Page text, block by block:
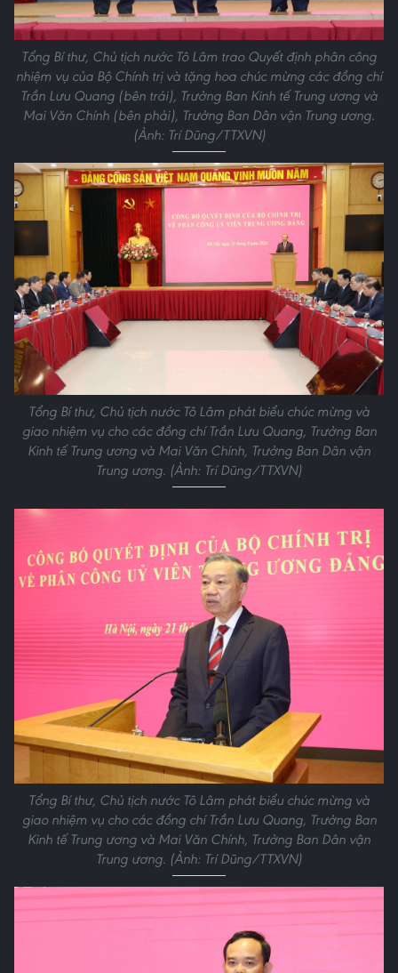
Tổng Bí thư, Chủ tịch nước Tô Lâm trao Quyết định phân công
nhiệm vụ của Bộ Chính trị và tặng hoa chúc mừng các đồng chí
Trần Lưu Quang (bên trái), Trưởng Ban Kinh tế Trung ương và
Mai Văn Chính (bên phải), Trưởng Ban Dân vận Trung ương.
(Ảnh: Trí Dũng/TTXVN)
Tổng Bí thư, Chủ tịch nước Tô Lâm phát biểu chúc mừng và
giao nhiệm vụ cho các đồng chí Trần Lưu Quang, Trưởng Ban
Kinh tế Trung ương và Mai Văn Chính, Trưởng Ban Dân vận
Trung ương. (Ảnh: Trí Dũng/TTXVN)
Tổng Bí thư, Chủ tịch nước Tô Lâm phát biểu chúc mừng và
giao nhiệm vụ cho các đồng chí Trần Lưu Quang, Trưởng Ban
Kinh tế Trung ương và Mai Văn Chính, Trưởng Ban Dân vận
Trung ương. (Ảnh: Trí Dũng/TTXVN)